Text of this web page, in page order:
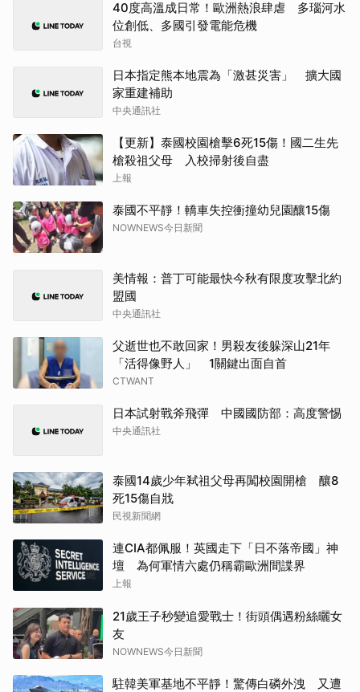
40度高溫成日常！歐洲熱浪肆虐 多瑙河水
位創低、多國引發電能危機
台視
日本指定熊本地震為「激甚災害」 擴大國
家重建補助
中央通訊社
【更新】泰國校園槍擊6死15傷！國二生先
槍殺祖父母 入校掃射後自盡
上報
泰國不平靜！轎車失控衝撞幼兒園釀15傷
NOWNEWS今日新聞
美情報：普丁可能最快今秋有限度攻擊北約
盟國
中央通訊社
父逝世也不敢回家！男殺友後躲深山21年
「活得像野人」 1關鍵出面自首
CTWANT
日本試射戰斧飛彈 中國國防部：高度警惕
中央通訊社
泰國14歲少年弒祖父母再闖校園開槍 釀8
死15傷自戕
民視新聞網
連CIA都佩服！英國走下「日不落帝國」神
壇 為何軍情六處仍稱霸歐洲間諜界
上報
21歲王子秒變追愛戰士！街頭偶遇粉絲曬女
友
NOWNEWS今日新聞
駐韓美軍基地不平靜！驚傳白磷外洩 又遭